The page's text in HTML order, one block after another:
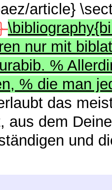
article}
nur mit
%
% die man
das
aus dem
und